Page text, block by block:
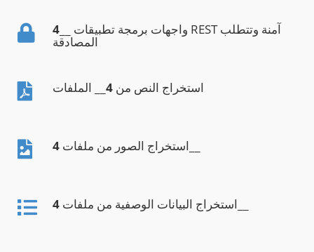
4
المصادقة
استخراج النص من 4 __ الملفات
استخراج الصور من ملفات 4
استخراج البيانات الوصفية من ملفات 4